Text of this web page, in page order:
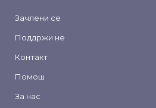
Зачлени се
Поддржи не
Контакт
Помош
За нас